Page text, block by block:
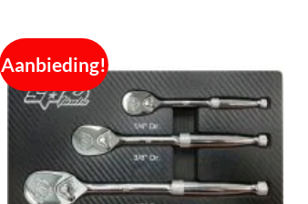
Aanbieding!